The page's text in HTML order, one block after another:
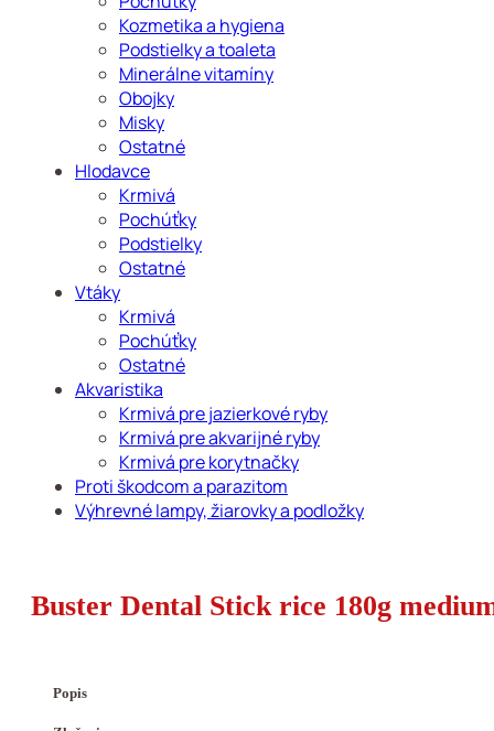
Kozmetika a hygiena
Podstielky a toaleta
Minerálne vitamíny
Obojky
Misky
Ostatné
Hlodavce
Krmivá
Pochúťky
Podstielky
Ostatné
Vtáky
Krmivá
Pochúťky
Ostatné
Akvaristika
Krmivá pre jazierkové ryby
Krmivá pre akvarijné ryby
Krmivá pre korytnačky
Proti škodcom a parazitom
Výhrevné lampy, žiarovky a podložky
Buster Dental Stick rice 180g
Popis